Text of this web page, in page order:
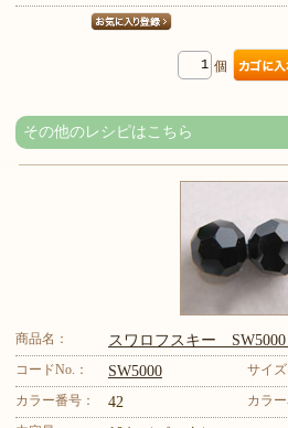
個
その他のレシピはこちら
商品名： スワロフスキー SW5000
コードNo.： SW5000 サイズ
カラー番号： 42 カラー